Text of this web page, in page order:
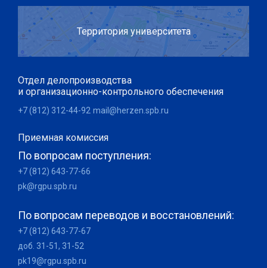
Территория университета
Отдел делопроизводства
и организационно-контрольного обеспечения
+7 (812) 312-44-92 mail@herzen.spb.ru
Приемная комиссия
По вопросам поступления:
+7 (812) 643-77-66
pk@rgpu.spb.ru
По вопросам переводов и восстановлений:
+7 (812) 643-77-67
доб. 31-51, 31-52
pk19@rgpu.spb.ru